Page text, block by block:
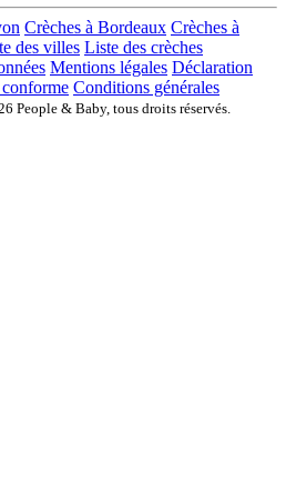
Crèches à Bordeaux Crèches à
des villes Liste des crèches
Mentions légales Déclaration
Conditions générales
People & Baby, tous droits réservés.